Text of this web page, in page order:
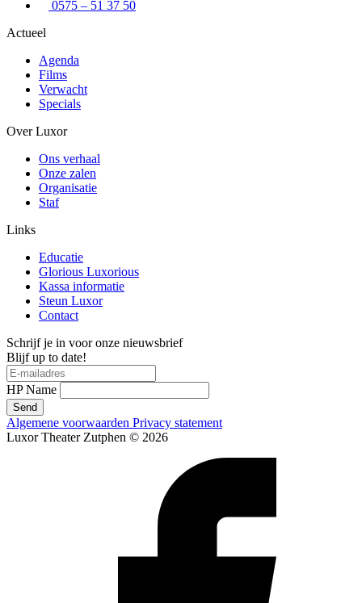
0575 – 51 37 50
Actueel
Agenda
Films
Verwacht
Specials
Over Luxor
Ons verhaal
Onze zalen
Organisatie
Staf
Links
Educatie
Glorious Luxorious
Kassa informatie
Steun Luxor
Contact
Schrijf je in voor onze nieuwsbrief
Blijf up to date!
HP Name
Send
Algemene voorwaarden Privacy statement
Luxor Theater Zutphen © 2026